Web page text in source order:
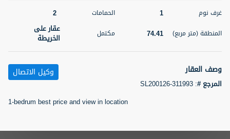
22
2
3
المنطقة (متر
مربع)
118.34
حالة
رقم الوسيط
5 أشهر +
غرف نوم 1 الحمامات 2
المنطقة (متر مربع) 74.41 مكتمل عقار على
الخريطة
وصف العقار
المرجع #:
SL200126-311993
وكيل الاتصال
1-bedrum best price and view in location
المفضلة خريطة